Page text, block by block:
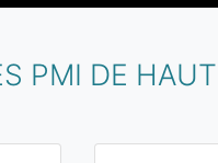
PMI DE